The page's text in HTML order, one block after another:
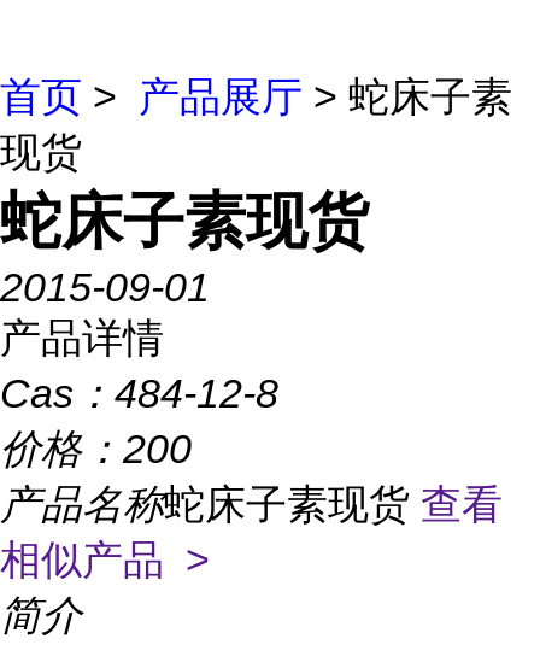
首页 > 产品展厅 > 蛇床子素
现货
蛇床子素现货
2015-09-01
产品详情
Cas： 484-12-8
价格： 200
产品名称蛇床子素现货 查看
相似产品 >
简介